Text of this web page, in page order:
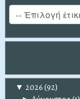
▼ 2026(92)